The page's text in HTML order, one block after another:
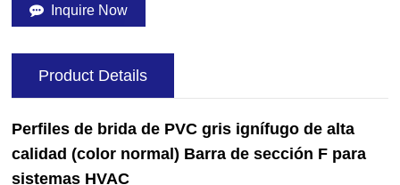
Inquire Now
Product Details
Perfiles de brida de PVC gris ignífugo de alta
calidad (color normal) Barra de sección F para
sistemas HVAC